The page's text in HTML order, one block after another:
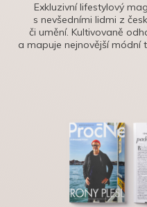
Exkluzivní lifestylový
s nevšedními lidmi z
či umění. Kultivovaně
a mapuje nejnovější módní